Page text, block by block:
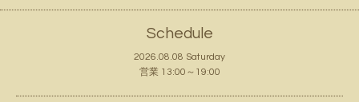
Schedule
2026.08.08 Saturday
営業 13:00～19:00